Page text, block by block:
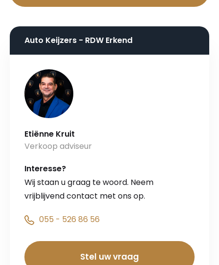
Auto Keijzers - RDW Erkend
Etiënne Kruit
Verkoop adviseur
Interesse?
Wij staan u graag te woord. Neem
vrijblijvend contact met ons op.
055 - 526 86 56
Stel uw vraag